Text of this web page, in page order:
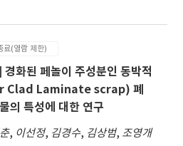
료(열람 제한)
화된 페놀이 주성분인 동박적
Clad Laminate scrap) 폐
의 특성에 대한 연구
, 이선정, 김경수, 김상범, 조영개